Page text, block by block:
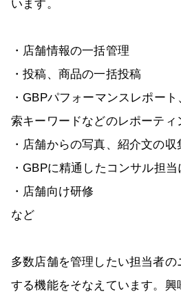
います。
・店舗情報の一括管理
・投稿、商品の一括投稿
・GBPパフォーマンスレポー
索キーワードなどのレポーティ
・店舗からの写真、紹介文の収
・GBPに精通したコンサル担
・店舗向け研修
など
多数店舗を管理したい担当者
する機能をそなえています。